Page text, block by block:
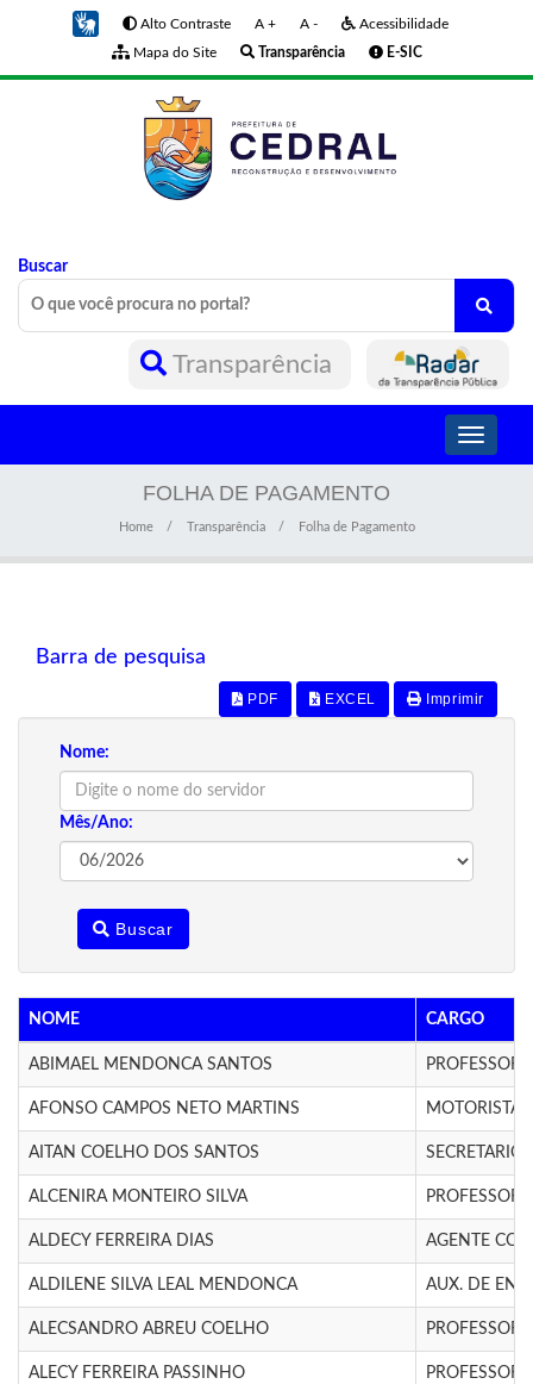
Alto Contraste A + A -
Acessibilidade
Mapa do Site
Transparência E-SIC
Buscar
Transparência
Toggle
FOLHA DE PAGAMENTO
Home Transparência Folha de Pagamento
Barra de pesquisa
PDF EXCEL Imprimir
Nome:
Mês/Ano:
Buscar
NOME CARGO
ABIMAEL MENDONCA SANTOS
AFONSO CAMPOS NETO MARTINS MOTORISTA
AITAN COELHO DOS SANTOS SECRETARIO
ALCENIRA MONTEIRO SILVA PROFESSOR
ALDECY FERREIRA DIAS AGENTE
ALDILENE SILVA LEAL MENDONCA AUX. DE
ALECSANDRO ABREU COELHO PROFESSOR
ALECY FERREIRA PASSINHO PROFESSOR